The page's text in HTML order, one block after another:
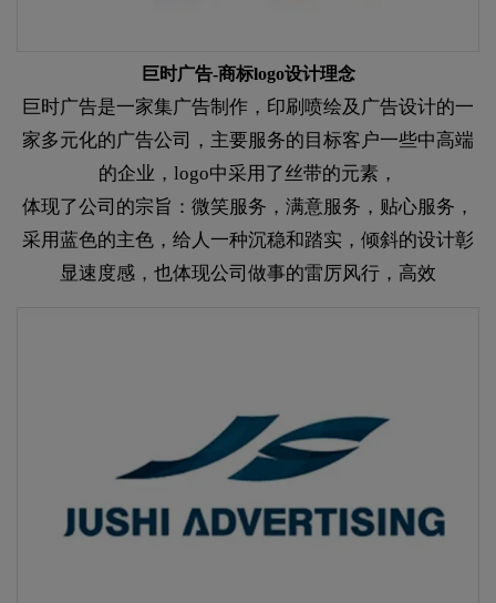
巨时广告-商标logo设计理念
巨时广告是一家集广告制作，印刷喷绘及广告设计的一
家多元化的广告公司，主要服务的目标客户一些中高端
的企业，logo中采用了丝带的元素，
体现了公司的宗旨：微笑服务，满意服务，贴心服务，
采用蓝色的主色，给人一种沉稳和踏实，倾斜的设计彰
显速度感，也体现公司做事的雷厉风行，高效